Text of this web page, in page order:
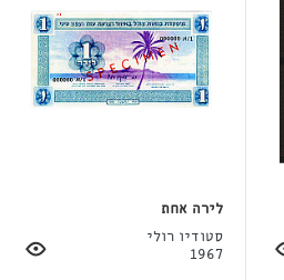
לירה אחת
סטודיו רולי
1967